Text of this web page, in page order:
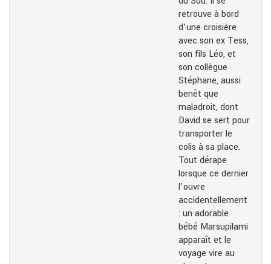
retrouve à bord
d’une croisière
avec son ex Tess,
son fils Léo, et
son collègue
Stéphane, aussi
benêt que
maladroit, dont
David se sert pour
transporter le
colis à sa place.
Tout dérape
lorsque ce dernier
l’ouvre
accidentellement
: un adorable
bébé Marsupilami
apparaît et le
voyage vire au